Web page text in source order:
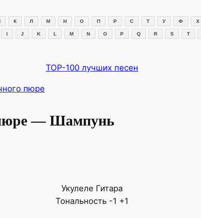
К Л М Н О П Р С Т У Ф Х
I J K L M N O P Q R S T
TOP-100 лучших песен
пюре
пюре — Шампунь
Укулеле Гитара
Тональность -1 +1